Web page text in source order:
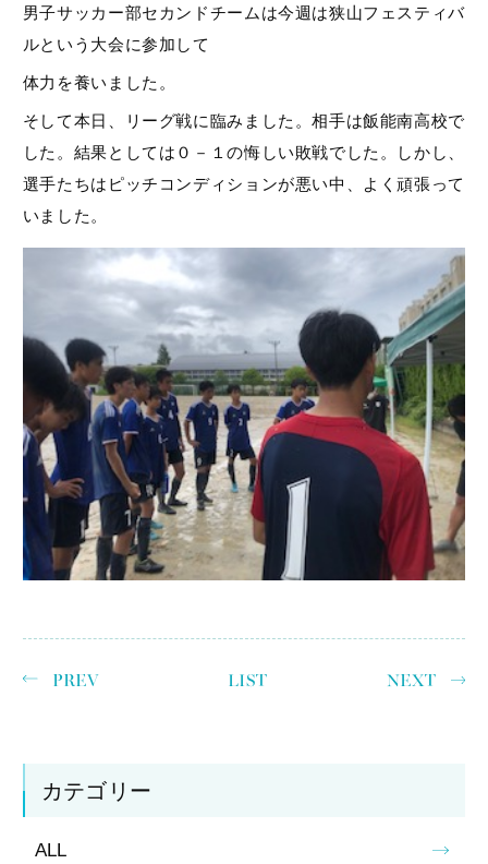
男子サッカー部セカンドチームは今週は狭山フェスティバ
ルという大会に参加して
体力を養いました。
そして本日、リーグ戦に臨みました。相手は飯能南高校で
した。結果としては０－１の悔しい敗戦でした。しかし、
選手たちはピッチコンディションが悪い中、よく頑張って
いました。
PREV LIST NEXT
カテゴリー
ALL